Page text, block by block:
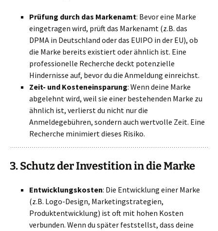
Prüfung durch das Markenamt: Bevor eine Marke
eingetragen wird, prüft das Markenamt (z.B. das
DPMA in Deutschland oder das EUIPO in der EU), ob
die Marke bereits existiert oder ähnlich ist. Eine
professionelle Recherche deckt potenzielle
Hindernisse auf, bevor du die Anmeldung einreichst.
Zeit- und Kosteneinsparung: Wenn deine Marke
abgelehnt wird, weil sie einer bestehenden Marke zu
ähnlich ist, verlierst du nicht nur die
Anmeldegebühren, sondern auch wertvolle Zeit. Eine
Recherche minimiert dieses Risiko.
3.Schutz der Investition in die Marke
Entwicklungskosten: Die Entwicklung einer Marke
(z.B. Logo-Design, Marketingstrategien,
Produktentwicklung) ist oft mit hohen Kosten
verbunden. Wenn du später feststellst, dass deine